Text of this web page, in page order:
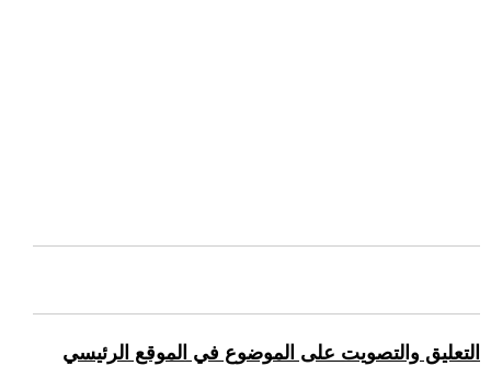
التعليق والتصويت على الموضوع في الموقع الرئيسي